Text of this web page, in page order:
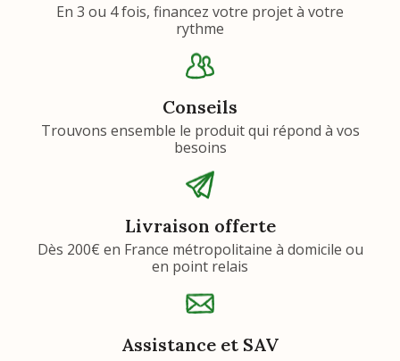
En 3 ou 4 fois, financez votre projet à votre
rythme
Conseils
Trouvons ensemble le produit qui répond à vos
besoins
Livraison offerte
Dès 200€ en France métropolitaine à domicile ou
en point relais
Assistance et SAV